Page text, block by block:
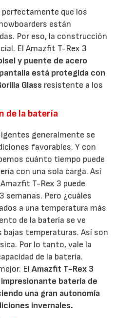
perfectamente que los
están
Por eso, la construcción
El Amazfit T-Rex 3
y puente de acero
está protegida con
Glass resistente a los
de la batería
generalmente se
favorables. Y con
cuánto tiempo puede
con una sola carga. Así
T-Rex 3 puede
semanas. Pero ¿cuáles
a una temperatura más
de la batería se ve
bajas temperaturas. Así son
Por lo tanto, vale la
de la batería.
ElAmazfit T-Rex 3
batería de
una gran autonomía
invernales.